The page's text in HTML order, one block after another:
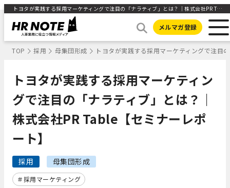
トヨタが実践する採用マーケティングで注目の「ナラティブ」とは？｜株式会社PR Table【セミナーレポート】 ｜HR NOTE
メルマガ登録
TOP 採用 母集団形成 トヨタが実践する採用マーケティングで注目
トヨタが実践する採用マーケティン
グで注目の「ナラティブ」とは？｜
株式会社PR Table【セミナーレポ
ート】
採用 母集団形成
採用マーケティング